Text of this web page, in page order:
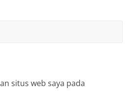
situs web saya pada